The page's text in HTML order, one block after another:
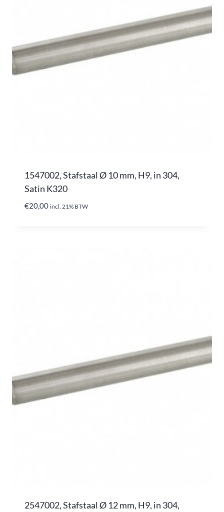
1547002, Stafstaal Ø 10 mm, H9, in 304,
Satin K320
€20,00 incl. 21% BTW
2547002, Stafstaal Ø 12 mm, H9, in 304,